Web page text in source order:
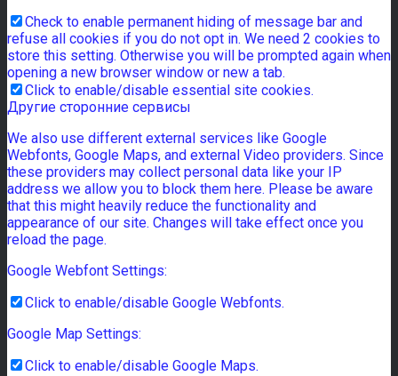
Check to enable permanent hiding of message bar and
refuse all cookies if you do not opt in. We need 2 cookies to
store this setting. Otherwise you will be prompted again when
opening a new browser window or new a tab.
Click to enable/disable essential site cookies.
Другие сторонние сервисы
We also use different external services like Google
Webfonts, Google Maps, and external Video providers. Since
these providers may collect personal data like your IP
address we allow you to block them here. Please be aware
that this might heavily reduce the functionality and
appearance of our site. Changes will take effect once you
reload the page.
Google Webfont Settings:
Click to enable/disable Google Webfonts.
Google Map Settings:
Click to enable/disable Google Maps.